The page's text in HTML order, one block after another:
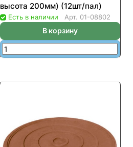
высота 200мм) (12шт/пал)
Есть в наличии Арт. 01-08802
В корзину